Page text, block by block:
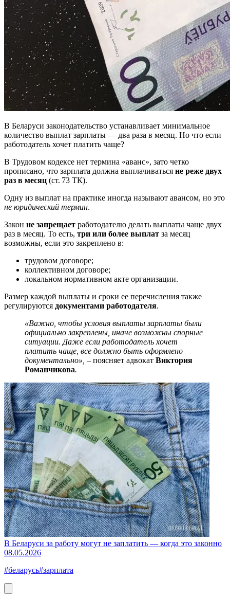
В Беларуси законодательство устанавливает минимальное
количество выплат зарплаты — два раза в месяц. Но что если
работодатель хочет платить чаще?
В Трудовом кодексе нет термина «аванс», зато четко
прописано, что зарплата должна выплачиваться не реже двух
раз в месяц (ст. 73 ТК).
Одну из выплат на практике иногда называют авансом, но это
не юридический термин.
Закон не запрещает работодателю делать выплаты чаще двух
раз в месяц. То есть, три или более выплат за месяц
возможны, если это закреплено в:
трудовом договоре;
коллективном договоре;
локальном нормативном акте организации.
Размер каждой выплаты и сроки ее перечисления также
регулируются документами работодателя.
«Важно, чтобы условия выплаты зарплаты были
официально закреплены, иначе возможны спорные
ситуации. Даже если работодатель хочет
платить чаще, все должно быть оформлено
документально», – поясняет адвокат Виктория
Романчикова.
В Беларуси за работу могут не заплатить — когда это законно
08.05.2026
#беларусь#зарплата